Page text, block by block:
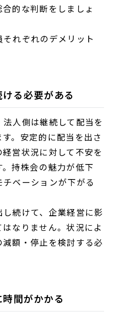
的な判断をしましょ
れぞれのデメリット
る必要がある
人側は継続して配当を
。安定的に配当を出さ
営状況に対して不安を
持株会の魅力が低下
ベーションが下がる
続けて、企業経営に影
なりません。状況によ
額・停止を検討する必
間がかかる